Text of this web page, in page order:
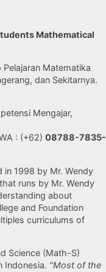
Mathematical
Matematika
dan Sekitarnya.
Mengajar,
: (+62) 08788-7835-
in 1998 by Mr. Wendy
runs by Mr. Wendy
about
and Foundation
curriculums of
Science (Math-S)
Indonesia. "Most of the